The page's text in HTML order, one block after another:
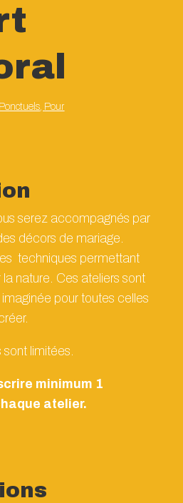
, Pour
serez accompagnés par
décors de mariage.
techniques permettant
nature. Ces ateliers sont
pour toutes celles
limitées.
minimum 1
atelier.